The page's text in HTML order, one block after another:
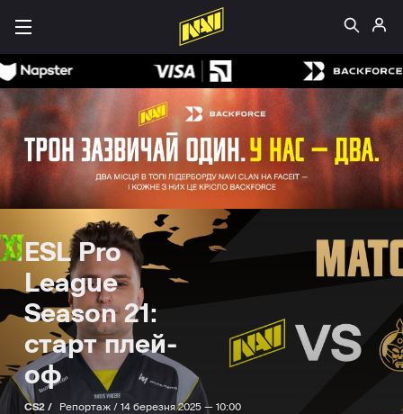
ESL Pro
League
Season 21:
старт плей-
оф
CS2 / Репортаж / 14 березня 2025 — 10:00